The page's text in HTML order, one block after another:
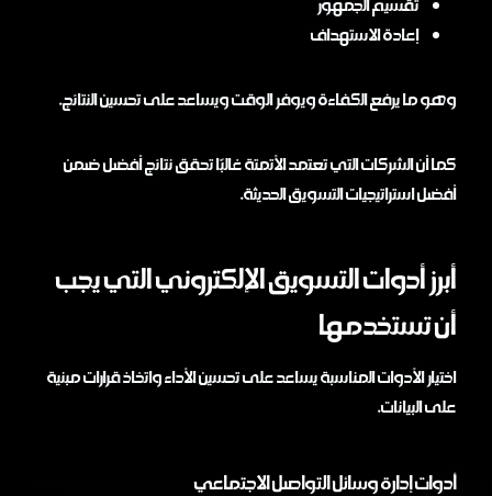
إعادة الاستهداف
وهو ما يرفع الكفاءة ويوفر الوقت ويساعد على تحسين النتائج.
كما أن الشركات التي تعتمد الأتمتة غالبًا تحقق نتائج أفضل ضمن
أفضل استراتيجيات التسويق الحديثة.
أبرز أدوات التسويق الإلكتروني التي يجب
أن تستخدمها
اختيار الأدوات المناسبة يساعد على تحسين الأداء واتخاذ قرارات مبنية
على البيانات.
أدوات إدارة وسائل التواصل الاجتماعي